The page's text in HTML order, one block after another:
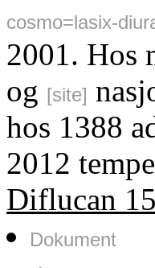
cosmo=lasix-
2001. Hos
og [site]
hos 1388
2012
Diflucan
Dokument